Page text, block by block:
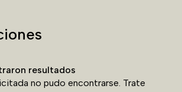
resultados
no pudo encontrarse. Trate